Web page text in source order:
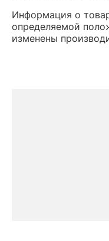
Информация о
определяемой
изменены